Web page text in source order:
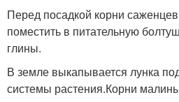
Перед посадкой корни
поместить в питательную
глины.
В земле выкапывается лунка
системы растения.Корни